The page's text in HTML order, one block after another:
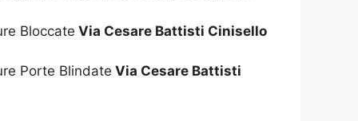
Bloccate Via Cesare Battisti Cinisello
Porte Blindate Via Cesare Battisti